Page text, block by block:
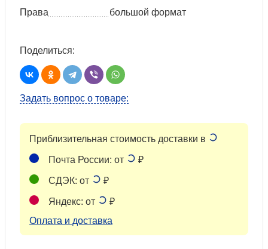
Права
большой формат
Поделиться:
Задать вопрос о товаре:
Приблизительная стоимость доставки в
Почта России: от ₽
СДЭК: от ₽
Яндекс: от
₽
Оплата и доставка